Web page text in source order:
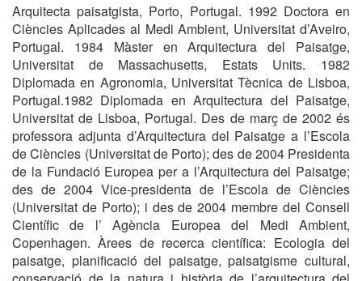
Arquitecta paisatgista, Porto, Portugal. 1992 Doctora en
Ciències Aplicades al Medi Ambient, Universitat d’Aveiro,
Portugal. 1984 Màster en Arquitectura del Paisatge,
Universitat de Massachusetts, Estats Units. 1982
Diplomada en Agronomia, Universitat Tècnica de Lisboa,
Portugal.1982 Diplomada en Arquitectura del Paisatge,
Universitat de Lisboa, Portugal. Des de març de 2002 és
professora adjunta d’Arquitectura del Paisatge a l’Escola
de Ciències (Universitat de Porto); des de 2004 Presidenta
de la Fundació Europea per a l’Arquitectura del Paisatge;
des de 2004 Vice-presidenta de l’Escola de Ciències
(Universitat de Porto); i des de 2004 membre del Consell
Científic de l’ Agència Europea del Medi Ambient,
Copenhagen. Àrees de recerca científica: Ecologia del
paisatge, planificació del paisatge, paisatgisme cultural,